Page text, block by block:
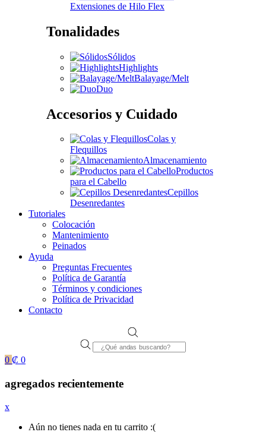
Extensiones de Hilo Flex
Tonalidades
Sólidos
Highlights
Balayage/Melt
Duo
Accesorios y Cuidado
Colas y
Flequillos
Almacenamiento
Productos
para el Cabello
Cepillos
Desenredantes
Tutoriales
Colocación
Mantenimiento
Peinados
Ayuda
Preguntas Frecuentes
Política de Garantía
Términos y condiciones
Política de Privacidad
Contacto
Products
search
0 ₡ 0
agregados recientemente
x
Aún no tienes nada en tu carrito :(